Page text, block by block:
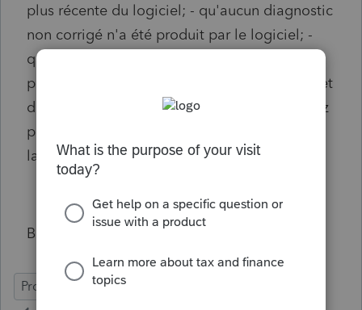
plus récente du logiciel; - qu'aucun diagnostic
non corrigé n'a été produit par le logiciel; -
qu'aucune directive concernant des erreurs
possibles n'est disponible dans le site Internet
du concepteur de logiciels. Si vous ne pouvez
pas remédier à la situation, veuillez produire
la déclaration sur support papier. (TPT00001)
Besoin d'aide svp je ne sais plus quoi faire
ProFile (Canada)